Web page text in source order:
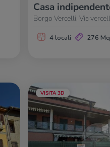
Casa
Borgo Vercelli, Via
4 locali 276 Mq
VISITA 3D